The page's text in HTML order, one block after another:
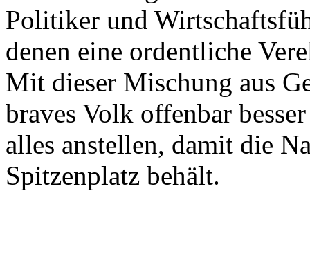
Politiker und
denen eine ordentliche
Mit dieser Mischung aus
braves Volk offenbar
alles anstellen, damit die
Spitzenplatz behält.